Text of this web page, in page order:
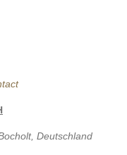
Deutschland